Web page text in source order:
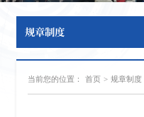
规章制度
当前您的位置： 首页 > 规章制度